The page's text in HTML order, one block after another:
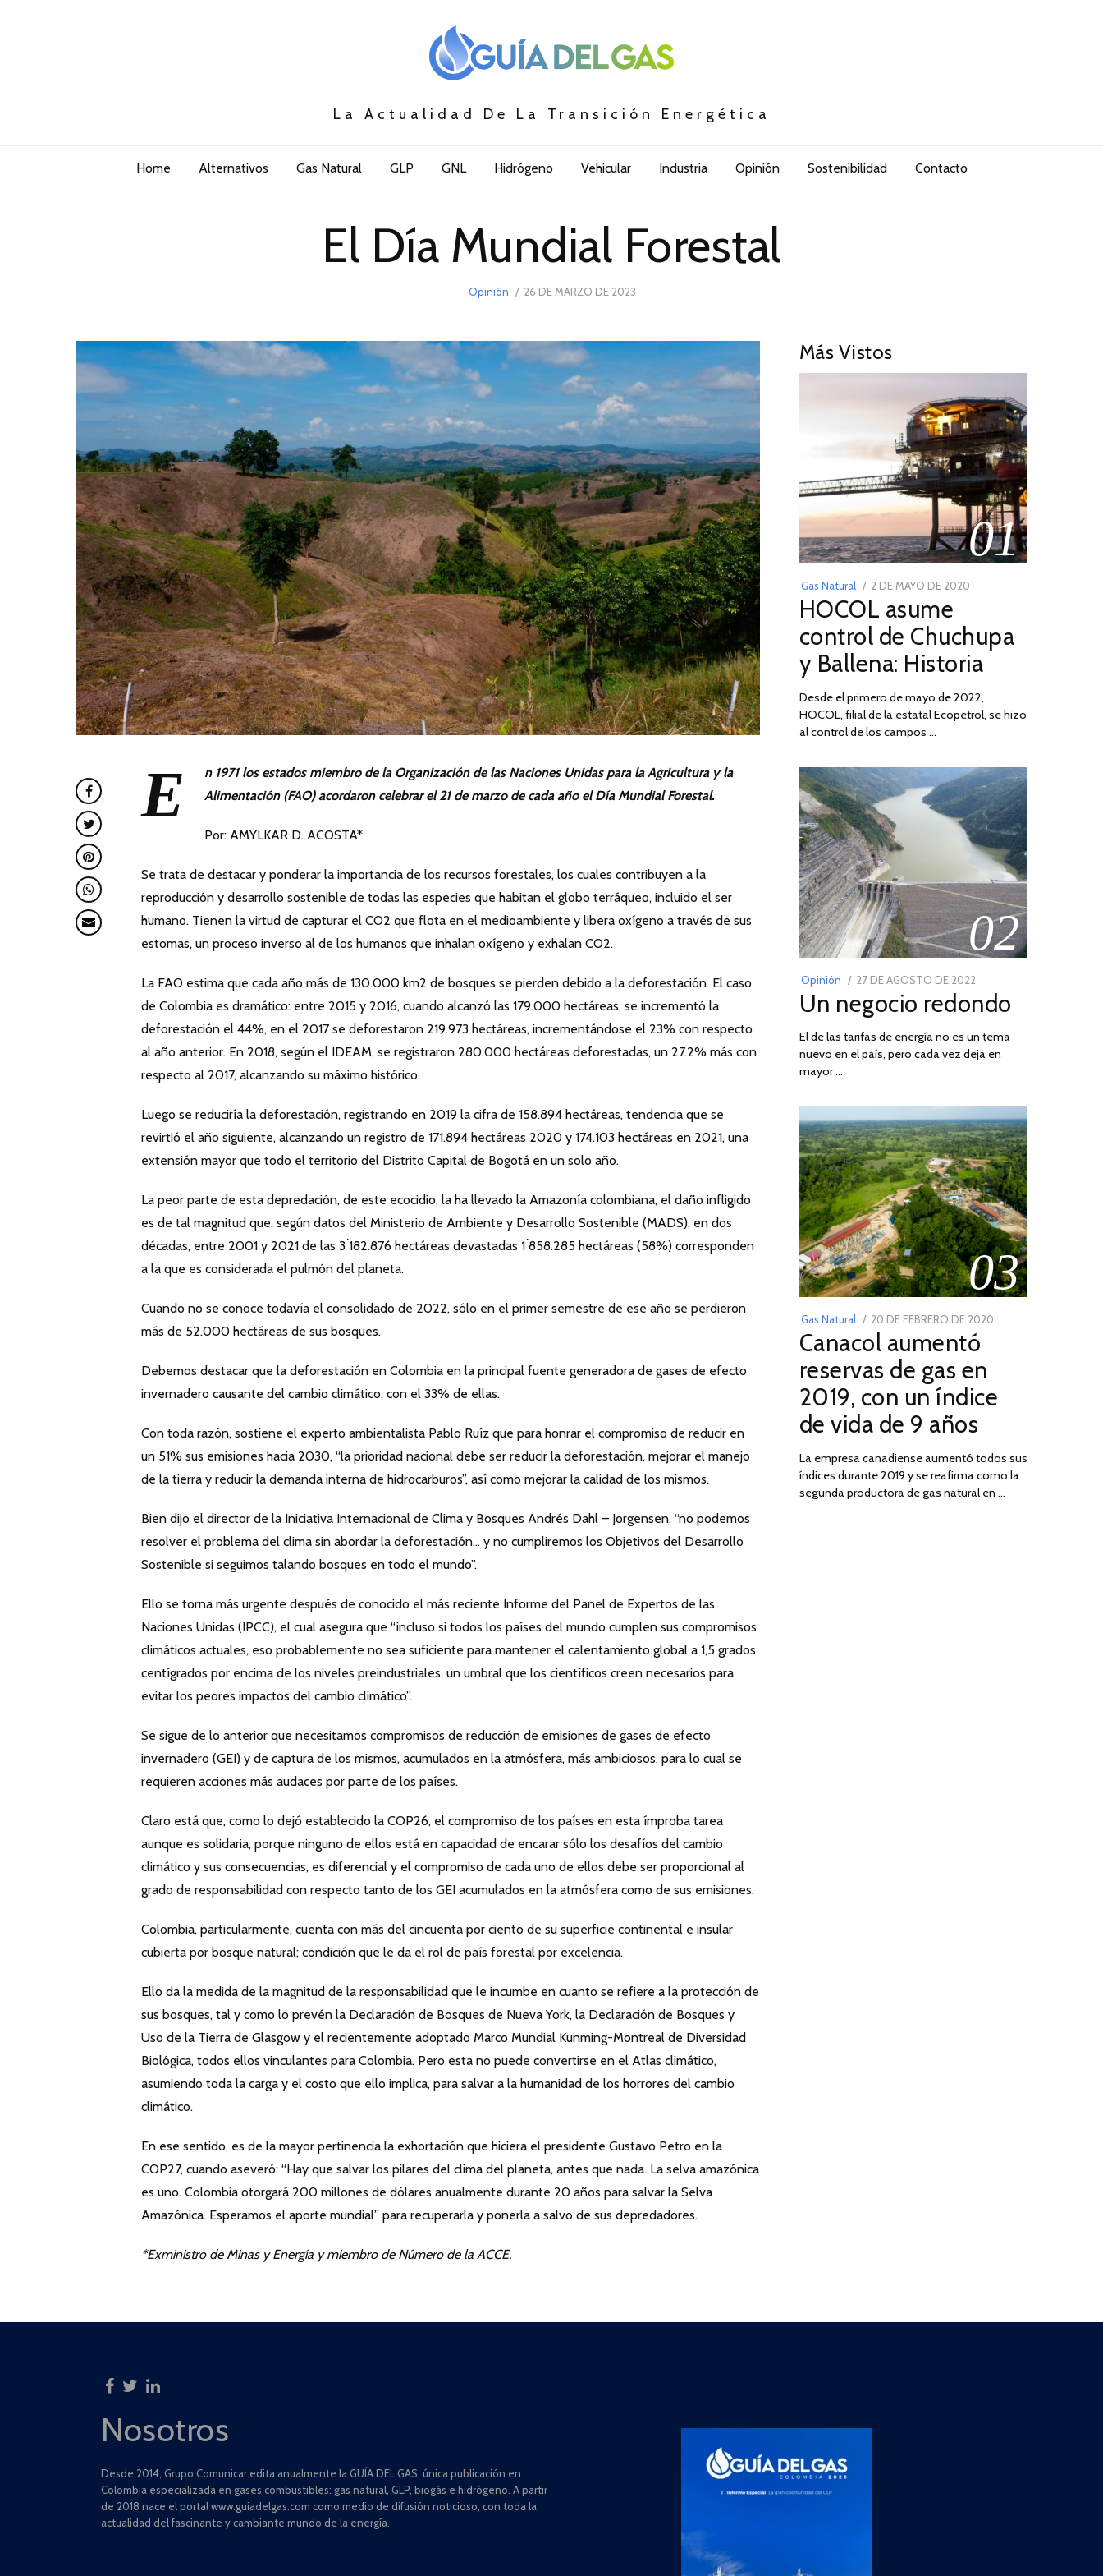
La Actualidad De La Transición Energética
Home Alternativos Gas Natural GLP GNL Hidrógeno Vehicular Industria Opinión Sostenibilidad Contacto
El Día Mundial Forestal
Opinión
POSTED
26 DE MARZO DE 2023
E
n 1971 los estados miembro de la Organización de las Naciones Unidas para la Agricultura y la
Alimentación (FAO) acordaron celebrar el 21 de marzo de cada año el Día Mundial Forestal.
Por: AMYLKAR D. ACOSTA*
Se trata de destacar y ponderar la importancia de los recursos forestales, los cuales contribuyen a la
reproducción y desarrollo sostenible de todas las especies que habitan el globo terráqueo, incluido el ser
humano. Tienen la virtud de capturar el CO2 que flota en el medioambiente y libera oxígeno a través de sus
estomas, un proceso inverso al de los humanos que inhalan oxígeno y exhalan CO2.
La FAO estima que cada año más de 130.000 km2 de bosques se pierden debido a la deforestación. El caso
de Colombia es dramático: entre 2015 y 2016, cuando alcanzó las 179.000 hectáreas, se incrementó la
deforestación el 44%, en el 2017 se deforestaron 219.973 hectáreas, incrementándose el 23% con respecto
al año anterior. En 2018, según el IDEAM, se registraron 280.000 hectáreas deforestadas, un 27.2% más con
respecto al 2017, alcanzando su máximo histórico.
Luego se reduciría la deforestación, registrando en 2019 la cifra de 158.894 hectáreas, tendencia que se
revirtió el año siguiente, alcanzando un registro de 171.894 hectáreas 2020 y 174.103 hectáreas en 2021, una
extensión mayor que todo el territorio del Distrito Capital de Bogotá en un solo año.
La peor parte de esta depredación, de este ecocidio, la ha llevado la Amazonía colombiana, el daño infligido
es de tal magnitud que, según datos del Ministerio de Ambiente y Desarrollo Sostenible (MADS), en dos
décadas, entre 2001 y 2021 de las 3 ́182.876 hectáreas devastadas 1 ́858.285 hectáreas (58%) corresponden
a la que es considerada el pulmón del planeta.
Cuando no se conoce todavía el consolidado de 2022, sólo en el primer semestre de ese año se perdieron
más de 52.000 hectáreas de sus bosques.
Debemos destacar que la deforestación en Colombia en la principal fuente generadora de gases de efecto
invernadero causante del cambio climático, con el 33% de ellas.
Con toda razón, sostiene el experto ambientalista Pablo Ruíz que para honrar el compromiso de reducir en
un 51% sus emisiones hacia 2030, “la prioridad nacional debe ser reducir la deforestación, mejorar el manejo
de la tierra y reducir la demanda interna de hidrocarburos”, así como mejorar la calidad de los mismos.
Bien dijo el director de la Iniciativa Internacional de Clima y Bosques Andrés Dahl – Jorgensen, “no podemos
resolver el problema del clima sin abordar la deforestación… y no cumpliremos los Objetivos del Desarrollo
Sostenible si seguimos talando bosques en todo el mundo”.
Ello se torna más urgente después de conocido el más reciente Informe del Panel de Expertos de las
Naciones Unidas (IPCC), el cual asegura que “incluso si todos los países del mundo cumplen sus compromisos
climáticos actuales, eso probablemente no sea suficiente para mantener el calentamiento global a 1,5 grados
centígrados por encima de los niveles preindustriales, un umbral que los científicos creen necesarios para
evitar los peores impactos del cambio climático”.
Se sigue de lo anterior que necesitamos compromisos de reducción de emisiones de gases de efecto
invernadero (GEI) y de captura de los mismos, acumulados en la atmósfera, más ambiciosos, para lo cual se
requieren acciones más audaces por parte de los países.
Claro está que, como lo dejó establecido la COP26, el compromiso de los países en esta ímproba tarea
aunque es solidaria, porque ninguno de ellos está en capacidad de encarar sólo los desafíos del cambio
climático y sus consecuencias, es diferencial y el compromiso de cada uno de ellos debe ser proporcional al
grado de responsabilidad con respecto tanto de los GEI acumulados en la atmósfera como de sus emisiones.
Colombia, particularmente, cuenta con más del cincuenta por ciento de su superficie continental e insular
cubierta por bosque natural; condición que le da el rol de país forestal por excelencia.
Ello da la medida de la magnitud de la responsabilidad que le incumbe en cuanto se refiere a la protección de
sus bosques, tal y como lo prevén la Declaración de Bosques de Nueva York, la Declaración de Bosques y
Uso de la Tierra de Glasgow y el recientemente adoptado Marco Mundial Kunming-Montreal de Diversidad
Biológica, todos ellos vinculantes para Colombia. Pero esta no puede convertirse en el Atlas climático,
asumiendo toda la carga y el costo que ello implica, para salvar a la humanidad de los horrores del cambio
climático.
En ese sentido, es de la mayor pertinencia la exhortación que hiciera el presidente Gustavo Petro en la
COP27, cuando aseveró: “Hay que salvar los pilares del clima del planeta, antes que nada. La selva amazónica
es uno. Colombia otorgará 200 millones de dólares anualmente durante 20 años para salvar la Selva
Amazónica. Esperamos el aporte mundial” para recuperarla y ponerla a salvo de sus depredadores.
*Exministro de Minas y Energía y miembro de Número de la ACCE.
Más Vistos
01
Gas Natural
POSTED
ON
2 DE MAYO DE 2020
DE
2026
HOCOL asume
control de Chuchupa
y Ballena: Historia
Desde el primero de mayo de 2022,
HOCOL, filial de la estatal Ecopetrol, se hizo
al control de los campos …
02
Opinión
POSTED
ON
27 DE AGOSTO DE 2022
DE
DE
2022
Un negocio redondo
El de las tarifas de energía no es un tema
nuevo en el país, pero cada vez deja en
mayor …
03
Gas Natural
POSTED
ON
20 DE FEBRERO DE 2020
2025
Canacol aumentó
reservas de gas en
2019, con un índice
de vida de 9 años
La empresa canadiense aumentó todos sus
índices durante 2019 y se reafirma como la
segunda productora de gas natural en …
Nosotros
Desde 2014, Grupo Comunicar edita anualmente la GUÍA DEL GAS, única publicación en
Colombia especializada en gases combustibles: gas natural, GLP, biogás e hidrógeno. A partir
de 2018 nace el portal www.guiadelgas.com como medio de difusión noticioso, con toda la
actualidad del fascinante y cambiante mundo de la energía.